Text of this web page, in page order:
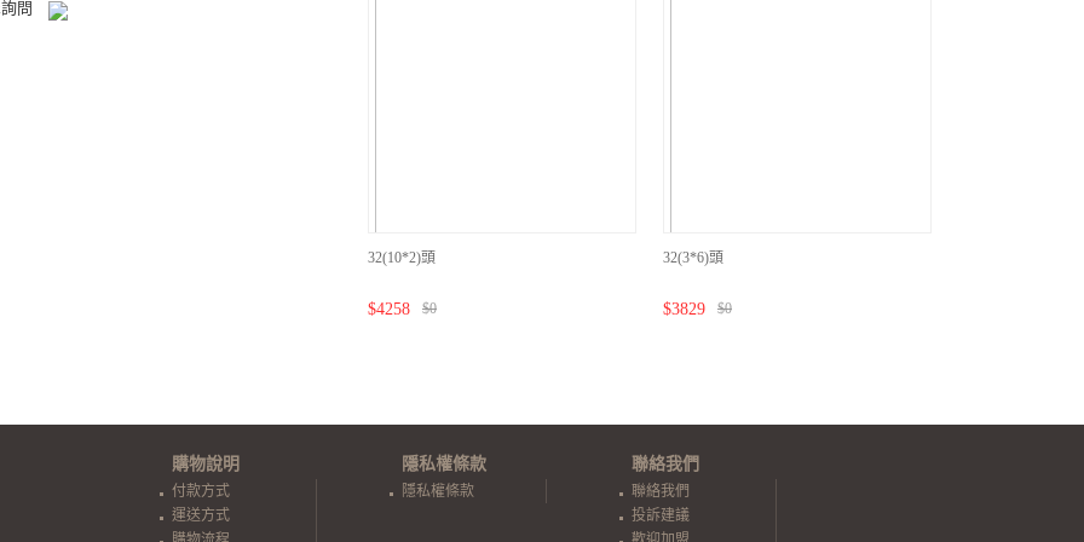
32(10*2)頭
$4258 $0
32(3*6)頭
$3829 $0
詢問
購物說明
付款方式
運送方式
隱私權條款
隱私權條款
聯絡我們
聯絡我們
投訴建議